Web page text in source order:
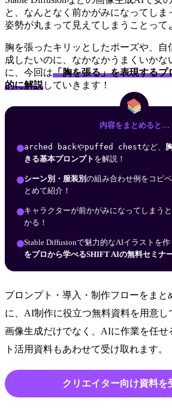
と、なんとなく前かがみになってしま
姿勢が丸まって見えてしまうことって
胸を張ったキリッとしたポーズや、自
成したいのに、なかなかうまくいか
に、今回は「胸を張る」を表現するプ
的に解説していきます！
内容をまとめると…
arched backやpuffed chestなど、
きる基本プロンプト を解説！
シーン別・服装別 の組み合わせ例をコピ
とめて紹介！
キャラクターが前かがみになってしまう
かる！
Stable Diffusionで魅力的なAIイラストを作
をプロから学べるSHIFT AIの無料セミナ
プロンプト・導入・制作フローをまと
に、AI制作に役立つ無料資料を用意し
画像生成だけでなく、AIに作業を任せ
ト活用資料もあわせて受け取れます。
クリエイター向け資料を